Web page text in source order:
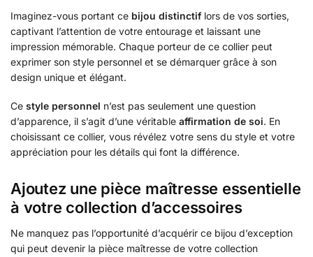
Imaginez-vous portant ce bijou distinctiflors de vos sorties,
captivant l’attention de votre entourage et laissant une
impression mémorable. Chaque porteur de ce collier peut
exprimer son style personnel et se démarquer grâce à son
design unique et élégant.
Ce style personnel n’est pas seulement une question
d’apparence, il s’agit d’une véritable affirmation de soi. En
choisissant ce collier, vous révélez votre sens du style et votre
appréciation pour les détails qui font la différence.
Ajoutez une pièce maîtresse essentielle
à votre collection d’accessoires
Ne manquez pas l’opportunité d’acquérir ce bijou d’exception
qui peut devenir la pièce maîtresse de votre collection